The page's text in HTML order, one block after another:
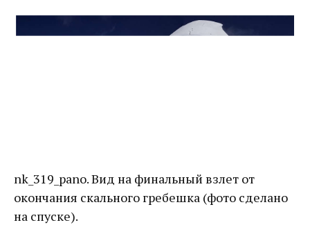
nk_319_pano. Вид на финальный взлет от
окончания скального гребешка (фото сделано
на спуске).